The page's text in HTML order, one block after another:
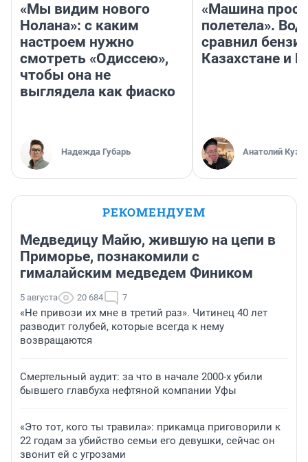
«Мы видим нового
Нолана»: с каким
настроем нужно
смотреть «Одиссею»,
чтобы она не
выглядела как фиаско
Надежда Губарь
«Машина
полетела».
сравнил
Казахстане и
Анатолий
РЕКОМЕНДУЕМ
Медведицу Майю, жившую на цепи в
Приморье, познакомили с
гималайским медведем Фиником
5 августа 20 684 7
«Не привози их мне в третий раз». Читинец 40 лет
разводит голубей, которые всегда к нему
возвращаются
Смертельный аудит: за что в начале 2000-х убили
бывшего главбуха нефтяной компании Уфы
«Это тот, кого ты травила»: прикамца приговорили к
22 годам за убийство семьи его девушки, сейчас он
звонит ей с угрозами